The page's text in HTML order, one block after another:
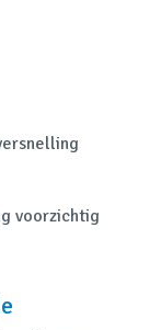
voorzichtig